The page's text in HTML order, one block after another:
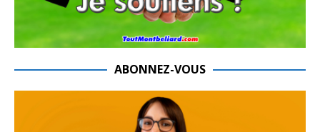
ABONNEZ-VOUS